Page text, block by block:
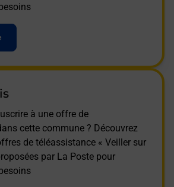
à une offre de
cette commune ? Découvrez
de téléassistance « Veiller sur
par La Poste pour